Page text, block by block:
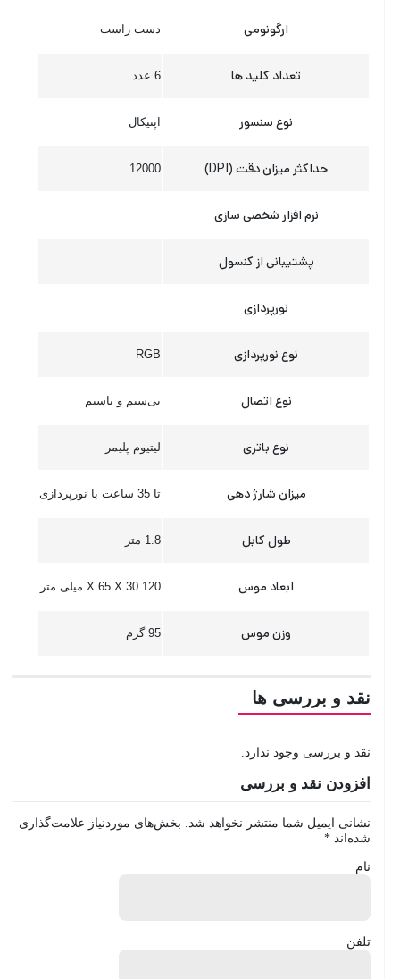
ارگونومی دست راست
تعداد کلید ها
نوع سنسور اپتیکال
حداکثر میزان دقت (DPI) 12000
نرم افزار شخصی سازی
پشتیبانی از کنسول
نورپردازی
نوع نورپردازی RGB
نوع اتصال بی‌سیم و با‌سیم
نوع باتری لیتیوم پلیمر
میزان شارژ دهی
طول کابل 1.8 متر
ابعاد موس 120 X 65 X 30 میلی متر
وزن موس
نقد و بررسی ها
نقد و بررسی وجود ندارد.
افزودن نقد و بررسی
نشانی ایمیل شما منتشر نخواهد شد. بخش‌های موردنیاز علامت‌گذاری
شده‌اند *
تلفن